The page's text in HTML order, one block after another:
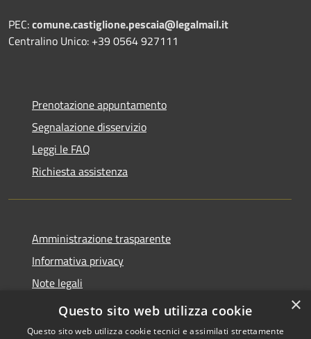
PEC:comune.castiglione.pescaia@legalmail.it
Centralino Unico: +39 0564 927111
Prenotazione appuntamento
Segnalazione disservizio
Leggi le FAQ
Richiesta assistenza
Amministrazione trasparente
Informativa privacy
Note legali
Dichiarazione di accessibilità
×
Questo sito web utilizza cookie
Questo sito web utilizza cookie tecnici e assimilati strettamente